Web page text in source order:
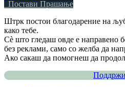
Постави Прашање
Штрк постои благодарение на
како тебе.
Сè што гледаш овде е направено
без реклами, само со желба да
Ако сакаш да помогнеш да